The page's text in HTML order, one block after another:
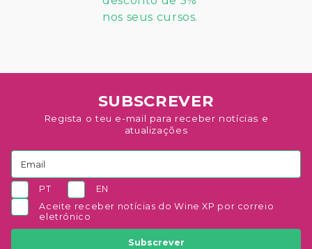
SUBSCREVER
Regista o teu e-mail para receber notícias e
atualizações
PT
EN
Aceite receber notícias do Wine XP por correio
eletrónico
Subscrever